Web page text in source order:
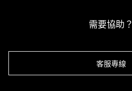
需要協助？
客服專線